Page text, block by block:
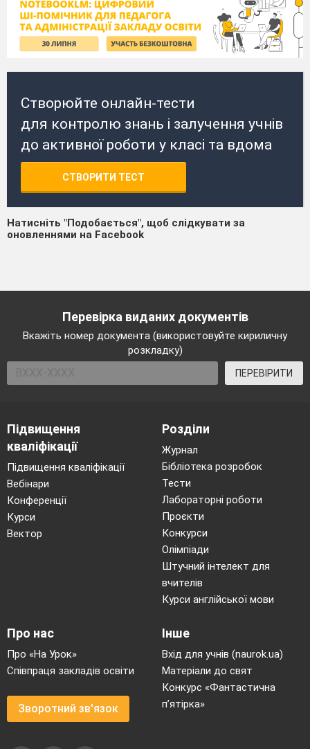
Створюйте онлайн-тести
для контролю знань і залучення учнів
до активної роботи у класі та вдома
СТВОРИТИ ТЕСТ
Натисніть "Подобається", щоб слідкувати за
оновленнями на Facebook
Перевірка виданих документів
Вкажіть номер документа (використовуйте кириличну
розкладку)
ПЕРЕВІРИТИ
Підвищення
кваліфікації
Підвищення кваліфікації
Вебінари
Конференції
Курси
Вектор
Розділи
Журнал
Бібліотека розробок
Тести
Лабораторні роботи
Проєкти
Конкурси
Олімпіади
Штучний інтелект для
вчителів
Курси англійської мови
Про нас
Про «На Урок»
Співпраця закладів освіти
Зворотний зв'язок
Інше
Вхід для учнів (naurok.ua)
Матеріали до свят
Конкурс «Фантастична
п’ятірка»